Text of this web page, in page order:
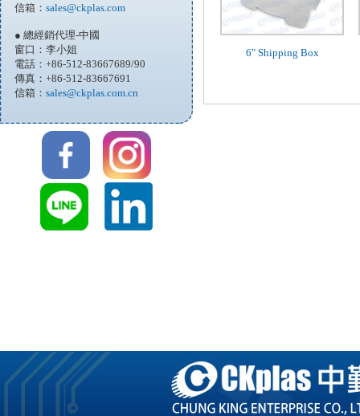
信箱： sales@ckplas.com
● 總經銷代理-中國
窗口：李小姐
電話：+86-512-83667689/90
傳真：+86-512-83667691
信箱： sales@ckplas.com.cn
6" Shipping Box